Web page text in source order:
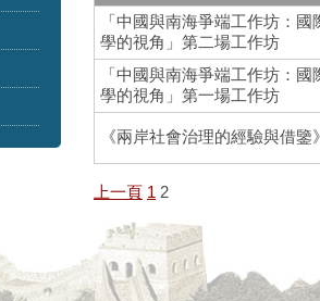
「中國與南海爭端工作坊：
學的視角」第二場工作坊
「中國與南海爭端工作坊：
學的視角」第一場工作坊
《兩岸社會治理的經驗與借
上一頁 1 2